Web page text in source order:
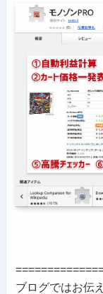
ブログではお伝